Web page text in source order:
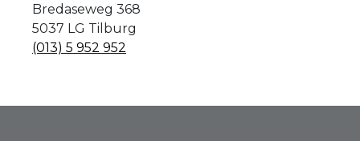
Bredaseweg 368
5037 LG Tilburg
(013) 5 952 952